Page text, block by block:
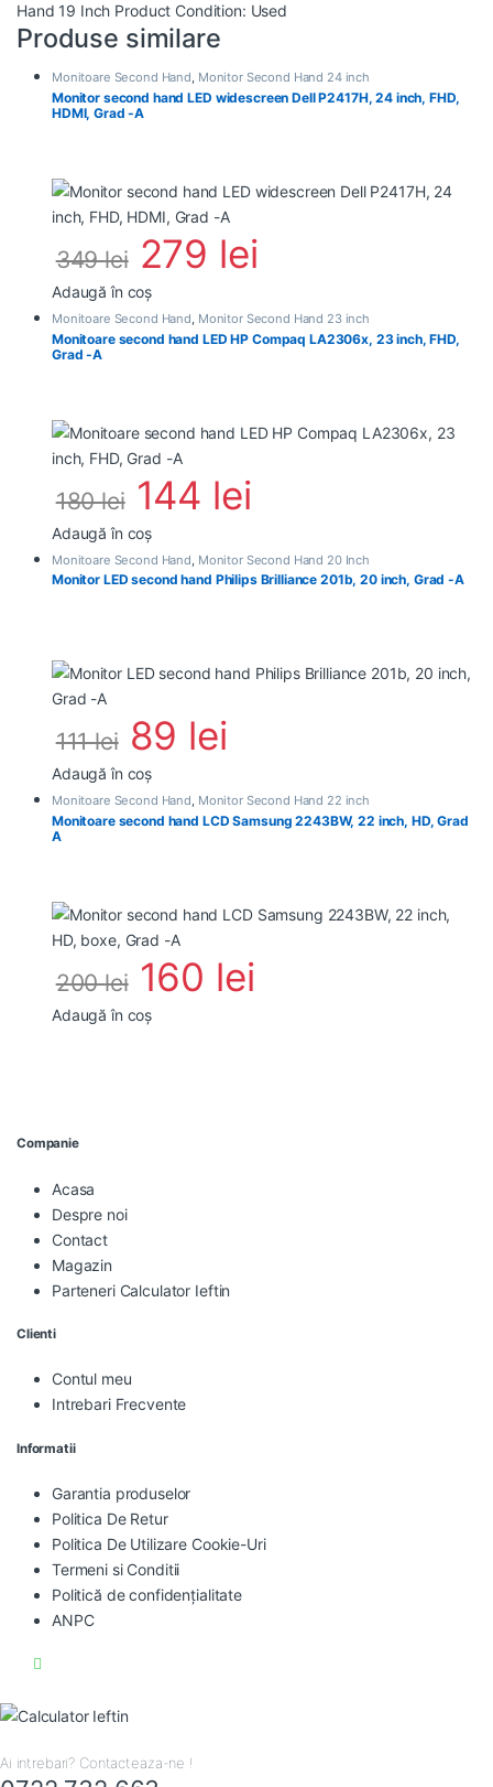
Hand 19 Inch Product Condition: Used
Produse similare
Monitoare Second Hand, Monitor Second Hand 24 inch
Monitor second hand LED widescreen Dell P2417H, 24 inch, FHD,
HDMI, Grad -A
349lei 279 lei
Adaugă în coș
Monitoare Second Hand, Monitor Second Hand 23 inch
Monitoare second hand LED HP Compaq LA2306x, 23 inch, FHD,
Grad -A
180lei 144 lei
Adaugă în coș
Monitoare Second Hand Monitor Second Hand 20 Inch
Monitor LED second hand Philips Brilliance 201b, 20 inch, Grad -A
111lei 89 lei
Adaugă în coș
Monitoare Second Hand, Monitor Second Hand 22 inch
Monitoare second hand LCD Samsung 2243BW, 22 inch, HD, Grad
A
200lei 160 lei
Adaugă în coș
Companie
Acasa
Despre noi
Contact
Magazin
Parteneri Calculator Ieftin
Clienti
Contul meu
Intrebari Frecvente
Informatii
Garantia produselor
Politica De Retur
Politica De Utilizare Cookie-Uri
Termeni si Conditii
Politică de confidențialitate
ANPC
Ai intrebari? Contacteaza-ne !